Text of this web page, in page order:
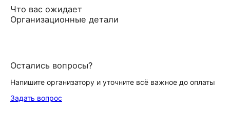
Что вас ожидает
Организационные детали
Остались вопросы?
Напишите организатору и уточните всё важное до оплаты
Задать вопрос